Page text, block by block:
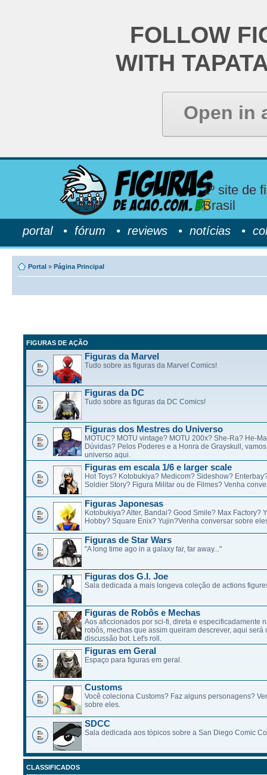
FOLLOW
WITH
Open in
1º site de
Brasil
portal• fórum • reviews • notícias •
Portal » Página Principal
FIGURAS DE AÇÃO
Figuras da Marvel
Tudo sobre as figuras da Marvel Comics!
Figuras da DC
Tudo sobre as figuras da DC Comics!
Figuras dos Mestres do Universo
MOTUC? MOTU vintage? MOTU 200x? She-Ra? He-
Dúvidas? Pelos Poderes e a Honra de Grayskull,
universo aqui.
Figuras em escala 1/6 e larger scale
Hot Toys? Kotobukiya? Medicom? Sideshow?
Soldier Story? Figura Militar ou de Filmes? Venha
Figuras Japonesas
Kotobukiya? Alter, Bandai? Good Smile? Max Factory?
Hobby? Square Enix? Yujin?Venha conversar sobre
Figuras de Star Wars
"A long time ago in a galaxy far, far away..."
Figuras dos G.I. Joe
Sala dedicada a mais longeva coleção de actions
Figuras de Robôs e Mechas
Aos aficcionados por sci-fi, direta e especificadamente
robôs, mechas que assim queiram descrever, aqui será
discussão bot. Let's roll.
Figuras em Geral
Espaço para figuras em geral.
Customs
Você coleciona Customs? Faz alguns personagens?
sobre eles.
SDCC
Sala dedicada aos tópicos sobre a San Diego Comic
CLASSIFICADOS